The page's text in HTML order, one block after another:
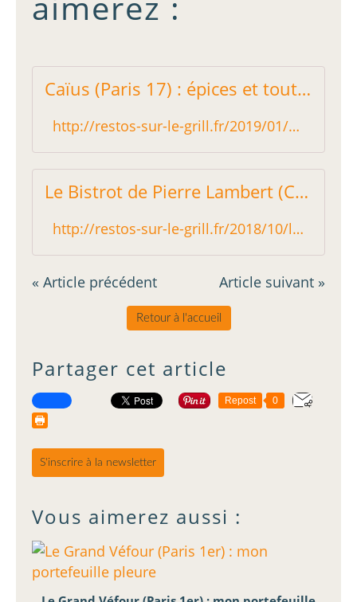
Caïus (Paris 17) : épices et tout ! - Restos sur le Grill - Blog critique des restaurants de Paris indépendant !
http://restos-sur-le-grill.fr/2019/01/caius-paris-17-epices-et-tout.html
Le Bistrot de Pierre Lambert (Courbevoie) : de plus en plus gastronomique - Restos sur le Grill - Blog critique des restaurants de Paris indépendant !
http://restos-sur-le-grill.fr/2018/10/le-bistrot-de-pierre-lambert-courbevoie-de-plus-en-plus-gastronomique.html
« Article précédent Article suivant »
Retour à l'accueil
Partager cet article
Repost 0
S'inscrire à la newsletter
Vous aimerez aussi :